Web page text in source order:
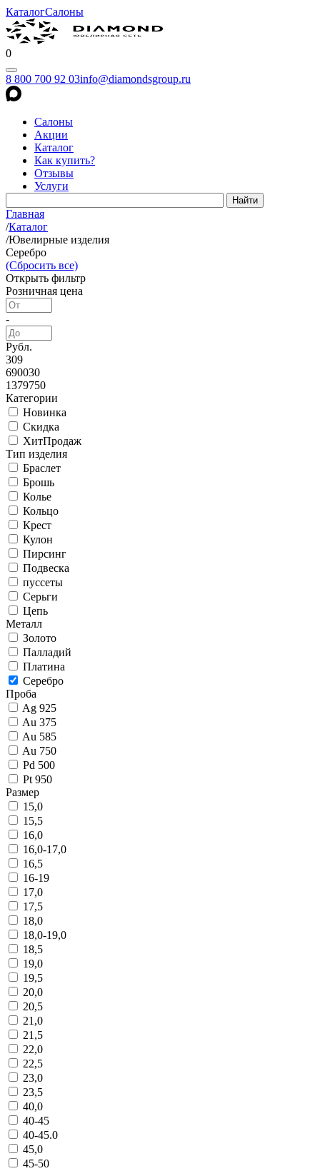
КаталогСалоны
0
8 800 700 92 03info@diamondsgroup.ru
Салоны
Акции
Каталог
Как купить?
Отзывы
Услуги
Главная
/Каталог
/Ювелирные изделия
Серебро
(Сбросить все)
Открыть фильтр
Розничная цена
-
Рубл.
309
690030
1379750
Категории
Новинка
Скидка
ХитПродаж
Тип изделия
Браслет
Брошь
Колье
Кольцо
Крест
Кулон
Пирсинг
Подвеска
пуссеты
Серьги
Цепь
Металл
Золото
Палладий
Платина
Серебро
Проба
Ag 925
Au 375
Au 585
Au 750
Pd 500
Pt 950
Размер
15,0
15,5
16,0
16,0-17,0
16,5
16-19
17,0
17,5
18,0
18,0-19,0
18,5
19,0
19,5
20,0
20,5
21,0
21,5
22,0
22,5
23,0
23,5
40,0
40-45
40-45.0
45,0
45-50